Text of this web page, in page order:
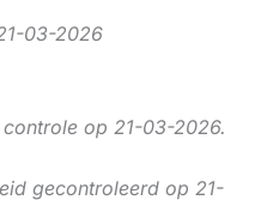
03-2026
op 21-03-2026.
gecontroleerd op 21-